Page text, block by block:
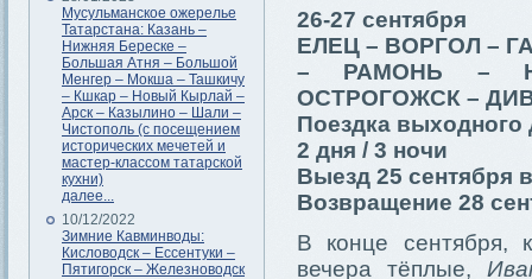
Мусульманское ожерелье
Татарстана: Казань –
Нижняя Береске –
Большая Атня – Большой
Менгер – Мокша – Ташкичу
– Кшкар – Новый Кырлай –
Арск – Казылино – Шали –
Чистополь (с посещением
исторических мечетей и
мастер-классом татарской
кухни)
далее...
10/12/2022
Зимние Кавминводы:
Кисловодск – Ессентуки –
Пятигорск – Железноводск
26-27 сентября
ЕЛЕЦ – ВОРГОЛ –
– РАМОНЬ –
ОСТРОГОЖСК –
Поездка выходного
2 дня / 3 ночи
Выезд 25 сентября
Возвращение 28
В конце сентября,
вечера тёплые,